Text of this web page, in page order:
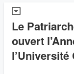
Le
ouvert